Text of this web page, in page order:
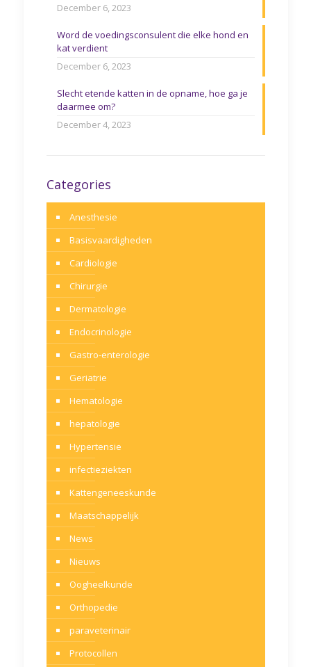
December 6, 2023
Word de voedingsconsulent die elke hond en
kat verdient
December 6, 2023
Slecht etende katten in de opname, hoe ga je
daarmee om?
December 4, 2023
Categories
Anesthesie
Basisvaardigheden
Cardiologie
Chirurgie
Dermatologie
Endocrinologie
Gastro-enterologie
Geriatrie
Hematologie
hepatologie
Hypertensie
infectieziekten
Kattengeneeskunde
Maatschappelijk
News
Nieuws
Oogheelkunde
Orthopedie
paraveterinair
Protocollen